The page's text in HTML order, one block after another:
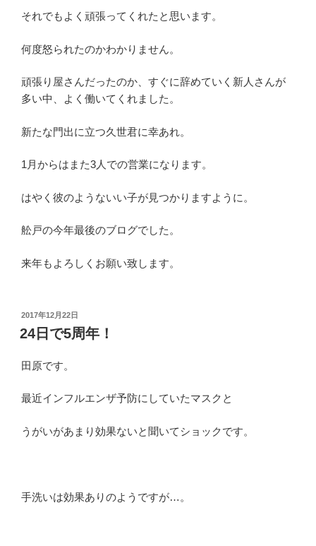
それでもよく頑張ってくれたと思います。
何度怒られたのかわかりません。
頑張り屋さんだったのか、すぐに辞めていく新人さんが
多い中、よく働いてくれました。
新たな門出に立つ久世君に幸あれ。
1月からはまた3人での営業になります。
はやく彼のようないい子が見つかりますように。
舩戸の今年最後のブログでした。
来年もよろしくお願い致します。
投
稿
日:
2017年12月22日
24日で5周年！
田原です。
最近インフルエンザ予防にしていたマスクと
うがいがあまり効果ないと聞いてショックです。
手洗いは効果ありのようですが…。